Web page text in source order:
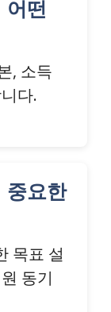
떤
, 소득
다.
중요한
목표 설
동기